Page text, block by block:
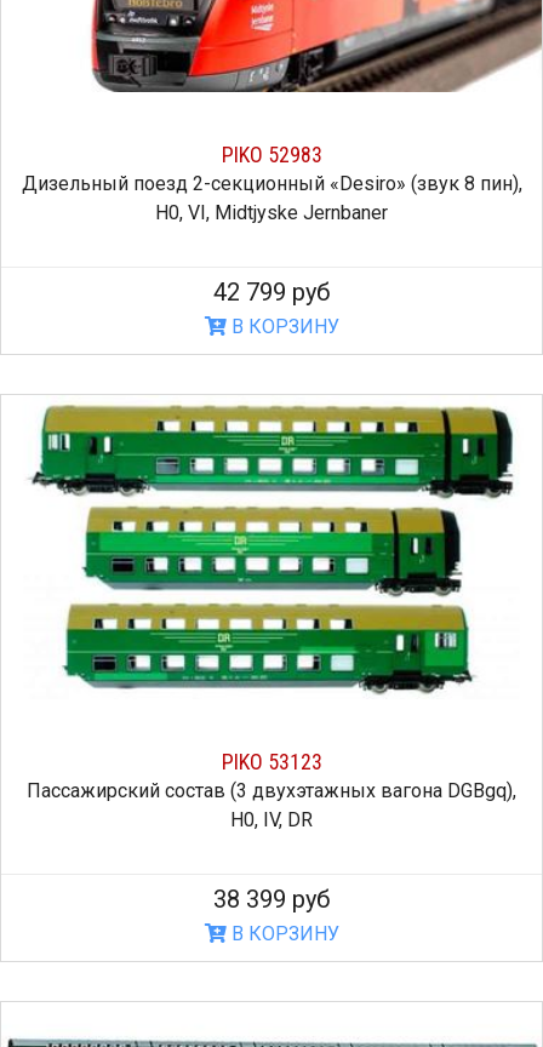
PIKO 52983
Дизельный поезд 2-секционный «Desiro» (звук 8 пин),
H0, VI, Midtjyske Jernbaner
42 799 руб
В КОРЗИНУ
PIKO 53123
Пассажирский состав (3 двухэтажных вагона DGBgq),
H0, IV, DR
38 399 руб
В КОРЗИНУ